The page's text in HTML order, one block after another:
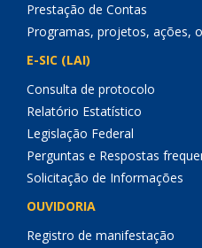
Prestação de Contas
Programas, projetos, ações,
E-SIC (LAI)
Consulta de protocolo
Relatório Estatístico
Legislação Federal
Perguntas e Respostas
Solicitação de Informações
OUVIDORIA
Registro de manifestação